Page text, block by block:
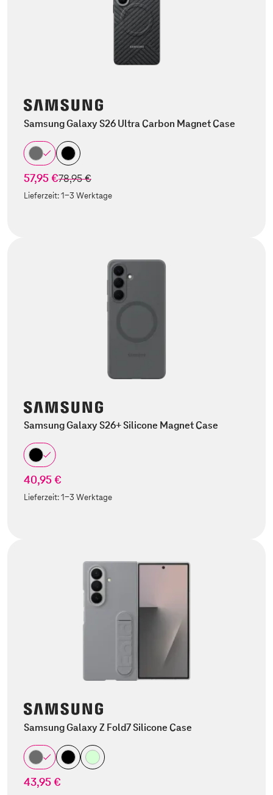
Samsung Galaxy S26 Ultra Carbon Magnet Case
57,95 €statt
78,95 €
Lieferzeit:1-3 Werktage
Samsung Galaxy S26+ Silicone Magnet Case
40,95 €
Lieferzeit:1-3 Werktage
Samsung Galaxy Z Fold7 Silicone Case
43,95 €